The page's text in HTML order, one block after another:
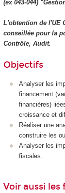
(ex 043-044)
L'obtention de l'UE
conseillée pour la
Contrôle, Audit.
Objectifs
Analyser les
financement
financières)
croissance et
Réaliser une
construire les
Analyser les
fiscales.
Voir aussi